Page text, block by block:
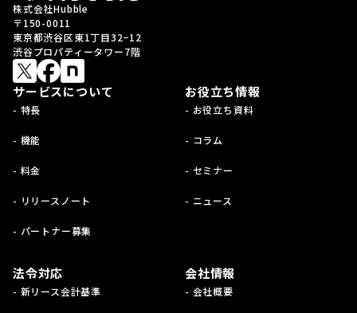
株式会社Hubble
〒150-0011
東京都渋谷区東1丁目32−12
渋谷プロパティータワー7階
サービスについて
- 特長
- 機能
- 料金
- リリースノート
- パートナー募集
お役立ち情報
- お役立ち資料
- コラム
- セミナー
- ニュース
法令対応
- 新リース会計基準
会社情報
- 会社概要